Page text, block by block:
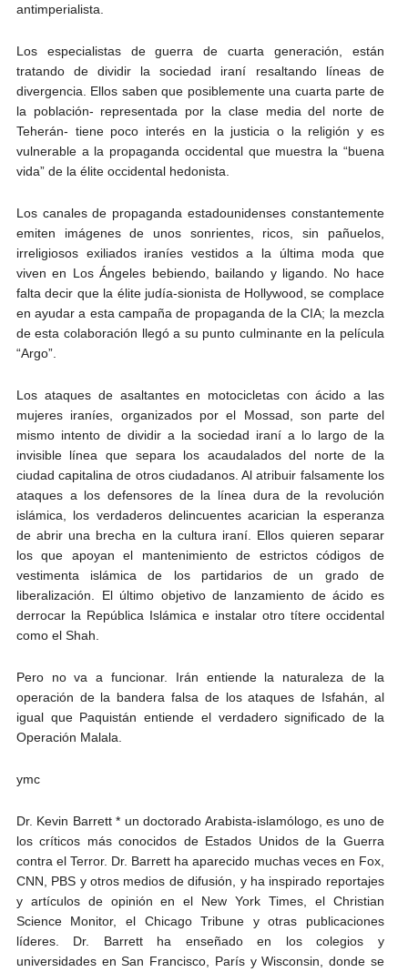
antimperialista.
Los especialistas de guerra de cuarta generación, están
tratando de dividir la sociedad iraní resaltando líneas de
divergencia. Ellos saben que posiblemente una cuarta parte de
la población- representada por la clase media del norte de
Teherán- tiene poco interés en la justicia o la religión y es
vulnerable a la propaganda occidental que muestra la “buena
vida” de la élite occidental hedonista.
Los canales de propaganda estadounidenses constantemente
emiten imágenes de unos sonrientes, ricos, sin pañuelos,
irreligiosos exiliados iraníes vestidos a la última moda que
viven en Los Ángeles bebiendo, bailando y ligando. No hace
falta decir que la élite judía-sionista de Hollywood, se complace
en ayudar a esta campaña de propaganda de la CIA; la mezcla
de esta colaboración llegó a su punto culminante en la película
“Argo”.
Los ataques de asaltantes en motocicletas con ácido a las
mujeres iraníes, organizados por el Mossad, son parte del
mismo intento de dividir a la sociedad iraní a lo largo de la
invisible línea que separa los acaudalados del norte de la
ciudad capitalina de otros ciudadanos. Al atribuir falsamente los
ataques a los defensores de la línea dura de la revolución
islámica, los verdaderos delincuentes acarician la esperanza
de abrir una brecha en la cultura iraní. Ellos quieren separar
los que apoyan el mantenimiento de estrictos códigos de
vestimenta islámica de los partidarios de un grado de
liberalización. El último objetivo de lanzamiento de ácido es
derrocar la República Islámica e instalar otro títere occidental
como el Shah.
Pero no va a funcionar. Irán entiende la naturaleza de la
operación de la bandera falsa de los ataques de Isfahán, al
igual que Paquistán entiende el verdadero significado de la
Operación Malala.
ymc
Dr. Kevin Barrett * un doctorado Arabista-islamólogo, es uno de
los críticos más conocidos de Estados Unidos de la Guerra
contra el Terror. Dr. Barrett ha aparecido muchas veces en Fox,
CNN, PBS y otros medios de difusión, y ha inspirado reportajes
y artículos de opinión en el New York Times, el Christian
Science Monitor, el Chicago Tribune y otras publicaciones
líderes. Dr. Barrett ha enseñado en los colegios y
universidades en San Francisco, París y Wisconsin, donde se